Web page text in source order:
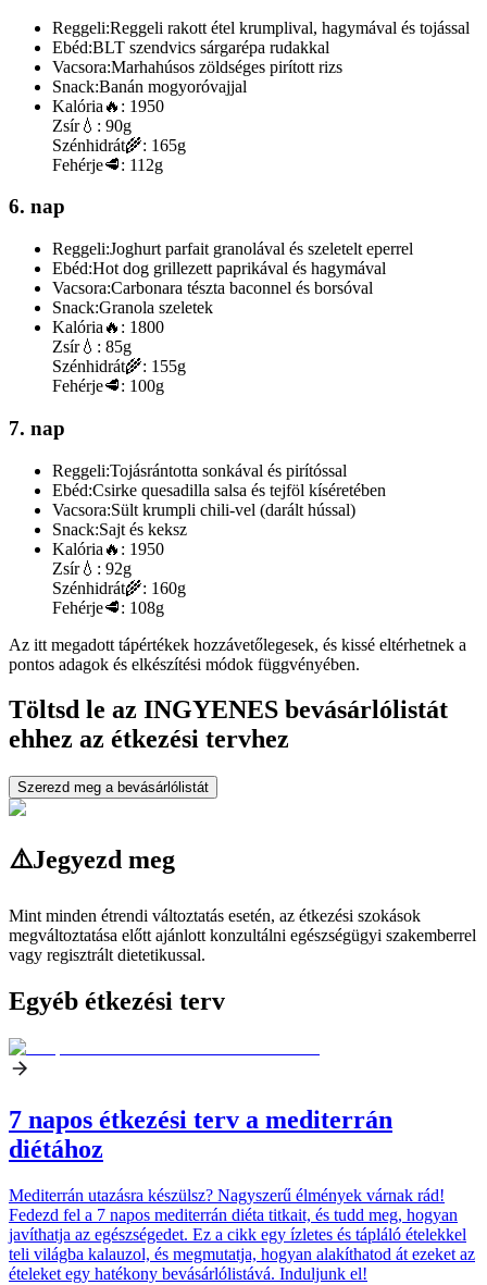
Reggeli:Reggeli rakott étel krumplival, hagymával és tojással
Ebéd:BLT szendvics sárgarépa rudakkal
Vacsora:Marhahúsos zöldséges pirított rizs
Snack:Banán mogyoróvajjal
Kalória 🔥: 1950
Zsír💧: 90g
Szénhidrát🌾: 165g
Fehérje🥩: 112g
6. nap
Reggeli:Joghurt parfait granolával és szeletelt eperrel
Ebéd:Hot dog grillezett paprikával és hagymával
Vacsora:Carbonara tészta baconnel és borsóval
Snack:Granola szeletek
Kalória 🔥: 1800
Zsír💧: 85g
Szénhidrát🌾: 155g
Fehérje🥩: 100g
7. nap
Reggeli:Tojásrántotta sonkával és pirítóssal
Ebéd:Csirke quesadilla salsa és tejföl kíséretében
Vacsora:Sült krumpli chili-vel (darált hússal)
Snack:Sajt és keksz
Kalória 🔥: 1950
Zsír💧: 92g
Szénhidrát🌾: 160g
Fehérje🥩: 108g
Az itt megadott tápértékek hozzávetőlegesek, és kissé eltérhetnek a
pontos adagok és elkészítési módok függvényében.
Töltsd le az INGYENES bevásárlólistát
ehhez az étkezési tervhez
Szerezd meg a bevásárlólistát
⚠️Jegyezd meg
Mint minden étrendi változtatás esetén, az étkezési szokások
megváltoztatása előtt ajánlott konzultálni egészségügyi szakemberrel
vagy regisztrált dietetikussal.
Egyéb étkezési terv
7 napos étkezési terv a mediterrán
diétához
Mediterrán utazásra készülsz? Nagyszerű élmények várnak rád!
Fedezd fel a 7 napos mediterrán diéta titkait, és tudd meg, hogyan
javíthatja az egészségedet. Ez a cikk egy ízletes és tápláló ételekkel
teli világba kalauzol, és megmutatja, hogyan alakíthatod át ezeket az
ételeket egy hatékony bevásárlólistává. Induljunk el!